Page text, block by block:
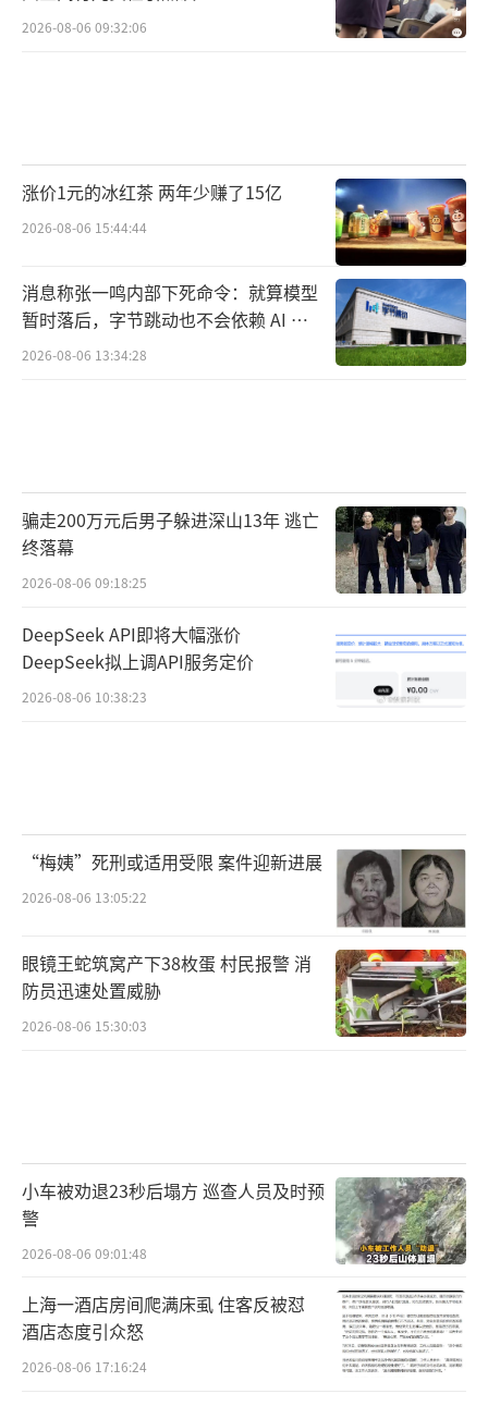
2026-08-06 09:32:06
涨价1元的冰红茶 两年少赚了15亿
2026-08-06 15:44:44
消息称张一鸣内部下死命令：就算模型
暂时落后，字节跳动也不会依赖 AI 蒸
馏技术
2026-08-06 13:34:28
骗走200万元后男子躲进深山13年 逃亡
终落幕
2026-08-06 09:18:25
DeepSeek API即将大幅涨价
DeepSeek拟上调API服务定价
2026-08-06 10:38:23
“梅姨”死刑或适用受限 案件迎新进展
2026-08-06 13:05:22
眼镜王蛇筑窝产下38枚蛋 村民报警 消
防员迅速处置威胁
2026-08-06 15:30:03
小车被劝退23秒后塌方 巡查人员及时预
警
2026-08-06 09:01:48
上海一酒店房间爬满床虱 住客反被怼
酒店态度引众怒
2026-08-06 17:16:24